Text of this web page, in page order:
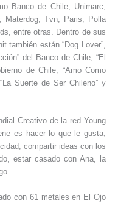
Banco de Chile, Unimarc,
Materdog, Tvn, Paris, Polla
entre otras. Dentro de sus
también están “Dog Lover”,
del Banco de Chile, “El
de Chile, “Amo Como
Suerte de Ser Chileno” y
Creativo de la red Young
es hacer lo que le gusta,
compartir ideas con los
estar casado con Ana, la
con 61 metales en El Ojo